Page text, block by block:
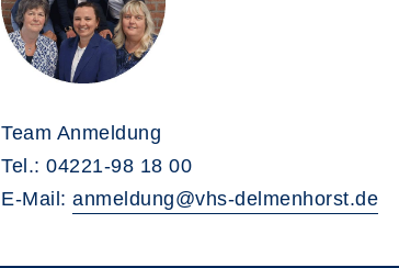
Team Anmeldung
Tel.: 04221-98 18 00
E-Mail: anmeldung@vhs-delmenhorst.de